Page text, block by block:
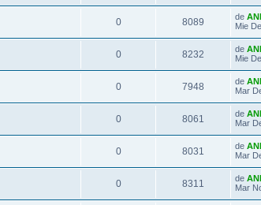
0 8089 de
Mie
0 8232 de
Mie
0 7948 de
Mar
0 8061 de
Mar
0 8031 de
Mar
0 8311 de
Mar